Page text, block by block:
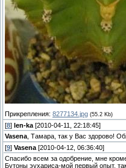
Прикрепления: 8277134.jpg (55.2 Kb)
[8] len-ka [2010-04-11, 22:18:45]
Vasena , Тамара, так у Вас здорово!
[9] Vasena [2010-04-12, 06:36:40]
Спасибо всем за одобрение, мне
Бутоны эухариса-мой первый опыт,